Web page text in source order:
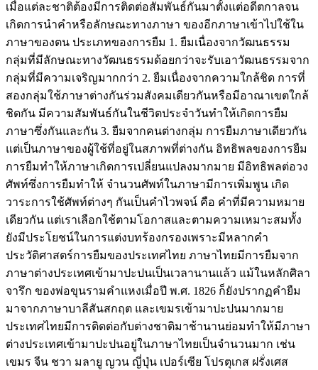
เมื่อแต่ละชาติต้องมีการติดต่อสัมพันธ์กันมาตั้งแต่อดีตกาลจน
เกิดการนำคำหรือลักษณะทางภาษา ของอีกภาษาเข้าไปใช้ใน
ภาษาของตน ประเภทของการยืม 1. ยืมเนื่องจากวัฒนธรรม
กลุ่มที่มีลักษณะทางวัฒนธรรมด้อยกว่าจะรับเอาวัฒนธรรมจาก
กลุ่มที่มีความเจริญมากกว่า 2. ยืมเนื่องจากความใกล้ชิด การที่
สองกลุ่มใช้ภาษาต่างกันร่วมสังคมเดียวกันหรือมีอาณาเขตใกล้
ชิดกัน มีความสัมพันธ์กันในชีวิตประจำวันทำให้เกิดการยืม
ภาษาซึ่งกันและกัน 3. ยืมจากคนต่างกลุ่ม การยืมภาษาเดียวกัน
แต่เป็นภาษาของผู้ใช้ที่อยู่ในสภาพที่ต่างกัน อิทธิพลของการยืม
การยืมทำให้ภาษาเกิดการเปลี่ยนแปลงมากมาย มีอิทธิพลต่อวง
ศัพท์ซึ่งการยืมทำให้ จำนวนศัพท์ในภาษามีการเพิ่มพูน เกิด
วาระการใช้ศัพท์ต่างๆ กันเป็นคำไวพจน์ คือ คำที่มีความหมาย
เดียวกัน แต่เราเลือกใช้ตามโอกาสและตามความเหมาะสมทั้ง
ยังมีประโยชน์ในการแต่งบทร้องกรองเพราะมีหลากคำ
ประวัติศาสตร์การยืมของประเทศไทย ภาษาไทยมีการยืมจาก
ภาษาต่างประเทศเข้ามาปะปนเป็นเวลานานแล้ว แม้ในหลักศิลา
จารึก ของพ่อขุนรามคำแหงเมื่อปี พ.ศ. 1826 ก็ยังปรากฏคำยืม
มาจากภาษาบาลีสันสกฤต และเขมรเข้ามาปะปนมากมาย
ประเทศไทยมีการติดต่อกับต่างชาติมาช้านานย่อมทำให้มีภาษา
ต่างประเทศเข้ามาปะปนอยู่ในภาษาไทยเป็นจำนวนมาก เช่น
เขมร จีน ชวา มลายู ญวน ญี่ปุ่น เปอร์เซีย โปรตุเกส ฝรั่งเศส